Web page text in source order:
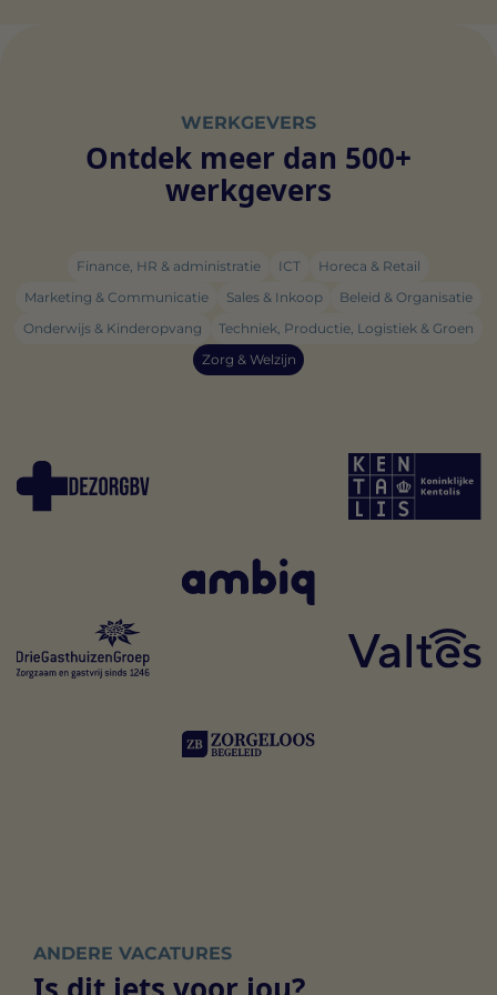
WERKGEVERS
Ontdek meer dan 500+
werkgevers
Finance, HR & administratie ICT
Horeca & Retail
Marketing & Communicatie
Sales & Inkoop
Beleid & Organisatie
Onderwijs & Kinderopvang
Techniek, Productie, Logistiek & Groen
Zorg & Welzijn
ANDERE VACATURES